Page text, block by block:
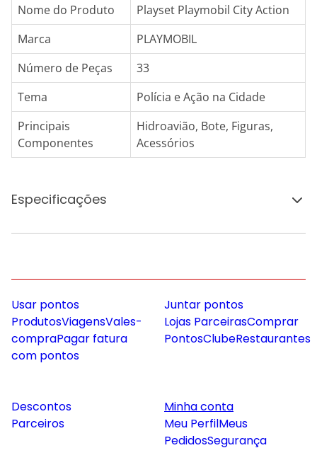
Nome do Produto
Playset Playmobil City Action
Marca
PLAYMOBIL
Número de Peças
33
Tema
Polícia e Ação na Cidade
Principais
Componentes
Hidroavião, Bote, Figuras,
Acessórios
Especificações
Usar pontos
ProdutosViagensVales-
compraPagar fatura
com pontos
Juntar pontos
Lojas ParceirasComprar
PontosClubeRestaurantes
Descontos
Parceiros
Minha conta
Meu PerfilMeus
PedidosSegurança